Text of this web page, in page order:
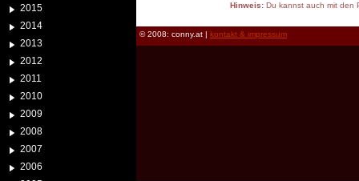
2015
2014
2013
2012
2011
2010
2009
2008
2007
2006
Hinweis:Du kannst auch mit den
© 2008: conny.at | kontakt & impressum